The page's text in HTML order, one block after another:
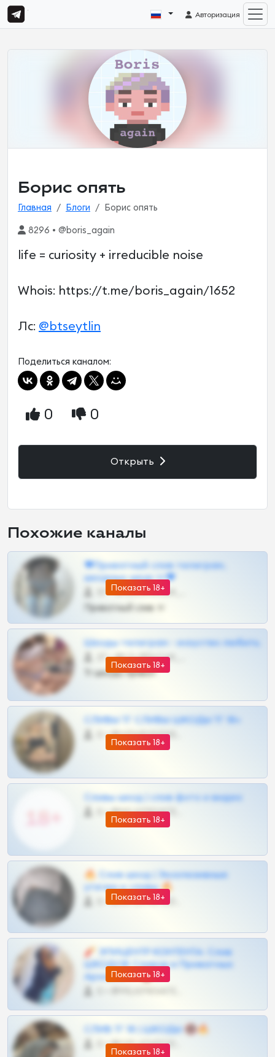
Авторизация
Борис опять
Главная Блоги Борис опять
8296 • @boris_again
life = curiosity + irreducible noise
Whois: https://t.me/boris_again/1652
Лс: @btseytlin
Поделиться каналом:
0 0
Открыть
Похожие каналы
Показать 18+
❤Приватный слив телеграм,
шкодных шкур тг❤
57 •
Приватный слив тг
Показать 18+
Шкоды телеграм - искуство любить
27 •
Тг шкоды приват
Показать 18+
СЛИВЫ ТГ СЛИВЫ ШКОДЫ ТГ 18+
0 •
Показать 18+
Сливы шкод | слив фото и видео
0 •
Показать 18+
🔥 Слив шкод | Эксклюзивные
утечки и сливы 🔥
0 •
Показать 18+
🧨 ЭПИЦЕНТР КОНТЕНТА: Слив
ШКОДОВ Сливов и Приватных
Архивов ТГ 🔞💎
Показать 18+
СЛИВ ТГ 18 | ШКОДЫ 🔞🔥
0 •